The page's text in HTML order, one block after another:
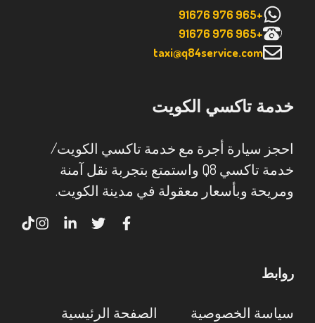
+965 976 91676
+965 976 91676
taxi@q84service.com
خدمة تاكسي الكويت
احجز سيارة أجرة مع خدمة تاكسي الكويت/
خدمة تاكسي Q8 واستمتع بتجربة نقل آمنة
ومريحة وبأسعار معقولة في مدينة الكويت.
روابط
سياسة الخصوصية
الصفحة الرئيسية